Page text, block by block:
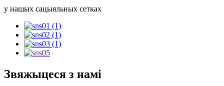
у нашых сацыяльных сетках
Звяжыцеся з намі